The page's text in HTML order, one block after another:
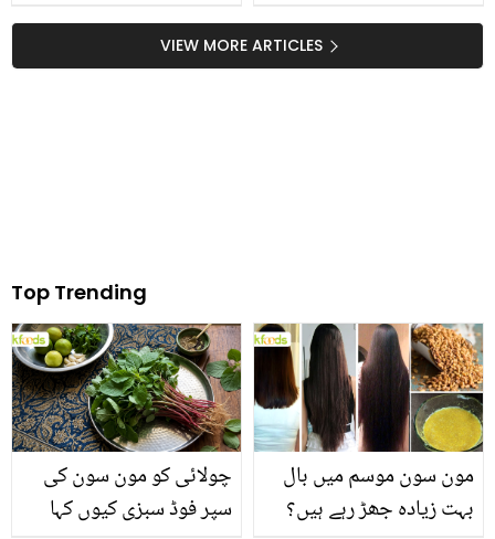
کھانے کے کون سے بہترین
فائدے بتا دیئے؟
ایسے سنگین نقصان جو آج
معلوم نہ ہوئے تو بڑی
VIEW MORE ARTICLES
Top Trending
چولائی کو مون سون کی
سپر فوڈ سبزی کیوں کہا
مون سون موسم میں بال
بہت زیادہ جھڑ رہے ہیں؟